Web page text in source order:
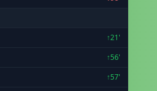
↑21'
↑56'
↑57'